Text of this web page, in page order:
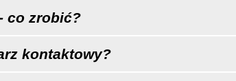
co zrobić?
kontaktowy?